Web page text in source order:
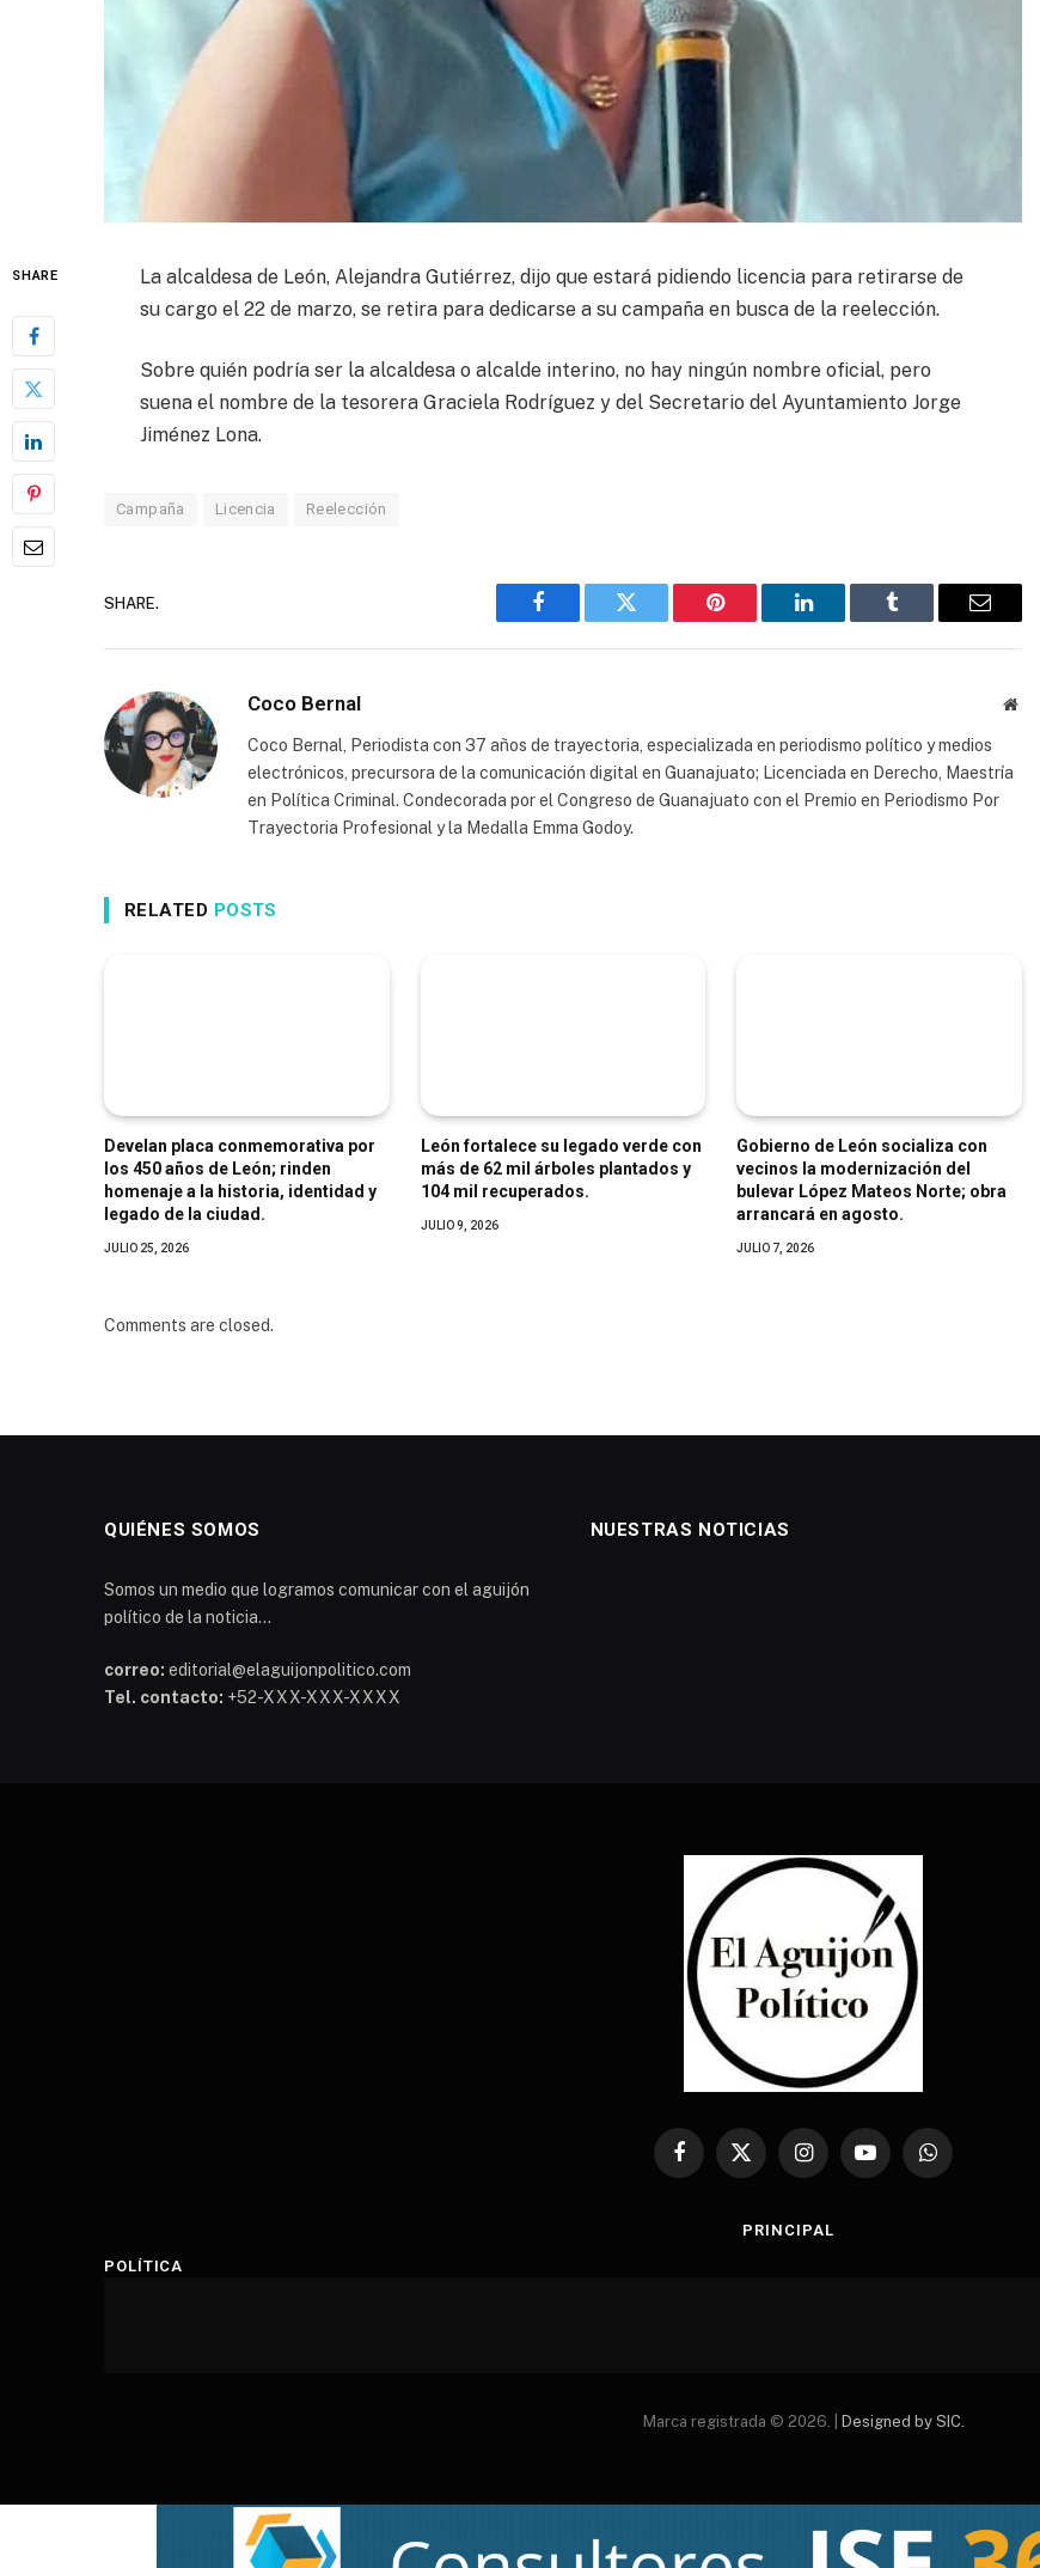
SHARE
La alcaldesa de León, Alejandra Gutiérrez, dijo que estará pidiendo licencia para retirarse de
su cargo el 22 de marzo, se retira para dedicarse a su campaña en busca de la reelección.
Sobre quién podría ser la alcaldesa o alcalde interino, no hay ningún nombre oficial, pero
suena el nombre de la tesorera Graciela Rodríguez y del Secretario del Ayuntamiento Jorge
Jiménez Lona.
Campaña Licencia Reelección
SHARE.
Facebook Twitter Pinterest LinkedIn Tumblr Email
Coco Bernal
Coco Bernal, Periodista con 37 años de trayectoria, especializada en periodismo político y medios
electrónicos, precursora de la comunicación digital en Guanajuato; Licenciada en Derecho, Maestría
en Política Criminal. Condecorada por el Congreso de Guanajuato con el Premio en Periodismo Por
Trayectoria Profesional y la Medalla Emma Godoy.
RELATED POSTS
Develan placa conmemorativa por
los 450 años de León; rinden
homenaje a la historia, identidad y
legado de la ciudad.
JULIO 25, 2026
León fortalece su legado verde con
más de 62 mil árboles plantados y
104 mil recuperados.
JULIO 9, 2026
Gobierno de León socializa con
vecinos la modernización del
bulevar López Mateos Norte; obra
arrancará en agosto.
JULIO 7, 2026
Comments are closed.
QUIÉNES SOMOS
Somos un medio que logramos comunicar con el aguijón
político de la noticia...
correo: editorial@elaguijonpolitico.com
Tel. contacto: +52-XXX-XXX-XXXX
NUESTRAS NOTICIAS
Facebook
X
InstagramYouTubeWhatsApp
PRINCIPAL
POLÍTICA
Marca registrada © 2026. | Designed by SIC.